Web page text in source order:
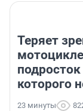
Теряет
которого
23 минуты